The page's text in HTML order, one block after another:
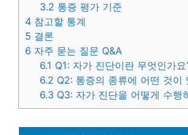
3.2 통증 평가 기준
4 참고할 통계
5 결론
6 자주 묻는 질문 Q&A
6.1 Q1: 자가 진단이란 무엇인가요
6.2 Q2: 통증의 종류에 어떤 것이
6.3 Q3: 자가 진단을 어떻게 수행